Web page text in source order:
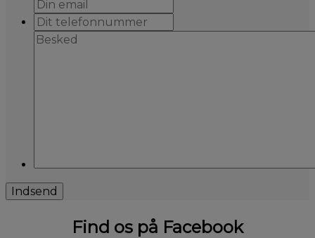
Find os på Facebook